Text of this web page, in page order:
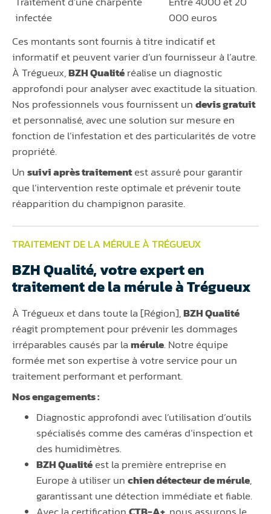
infectée
000 euros
Ces montants sont fournis à titre indicatif et
informatif et peuvent varier d’un fournisseur à l’autre.
À Trégueux,BZH Qualitéréalise un diagnostic
approfondi pour analyser avec exactitude la situation.
Nos professionnels vous fournissent undevis gratuit
et personnalisé, avec une solution sur mesure en
fonction de l’infestation et des particularités de votre
propriété.
Unsuivi après traitementest assuré pour garantir
que l’intervention reste optimale et prévenir toute
réapparition du champignon parasite.
TRAITEMENT DE LA MÉRULE À TRÉGUEUX
BZH Qualité, votre expert en
traitement de la mérule à Trégueux
À Trégueux et dans toute la [Région],BZH Qualité
réagit promptement pour prévenir les dommages
irréparables causés par lamérule. Notre équipe
formée met son expertise à votre service pour un
traitement performant et performant.
Nos engagements :
Diagnostic approfondi avec l’utilisation d’outils
spécialisés comme des caméras d’inspection et
des humidimètres.
BZH Qualitéest la première entreprise en
Europe à utiliser unchien détecteur de mérule,
garantissant une détection immédiate et fiable.